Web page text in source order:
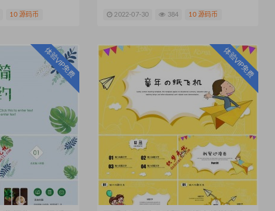
10 源码币 2022-07-30 384 10 源码币
体验VIP免费 体验VIP免费